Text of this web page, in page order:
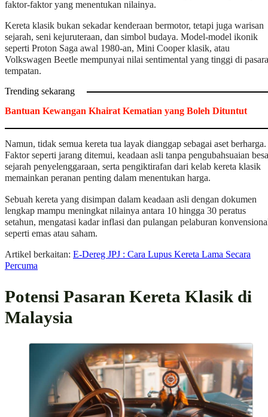
faktor-faktor yang menentukan nilainya.
Kereta klasik bukan sekadar kenderaan bermotor, tetapi juga warisan
sejarah, seni kejuruteraan, dan simbol budaya. Model-model ikonik
seperti Proton Saga awal 1980-an, Mini Cooper klasik, atau
Volkswagen Beetle mempunyai nilai sentimental yang tinggi di
tempatan.
Trending sekarang
Bantuan Kewangan Khairat Kematian yang Boleh Dituntut
Namun, tidak semua kereta tua layak dianggap sebagai aset berharga.
Faktor seperti jarang ditemui, keadaan asli tanpa pengubahsuaian
sejarah penyelenggaraan, serta pengiktirafan dari kelab kereta klasik
memainkan peranan penting dalam menentukan harga.
Sebuah kereta yang disimpan dalam keadaan asli dengan dokumen
lengkap mampu meningkat nilainya antara 10 hingga 30 peratus
setahun, mengatasi kadar inflasi dan pulangan pelaburan
seperti emas atau saham.
Artikel berkaitan: E-Dereg JPJ : Cara Lupus Kereta Lama Secara
Percuma
Potensi Pasaran Kereta Klasik di
Malaysia